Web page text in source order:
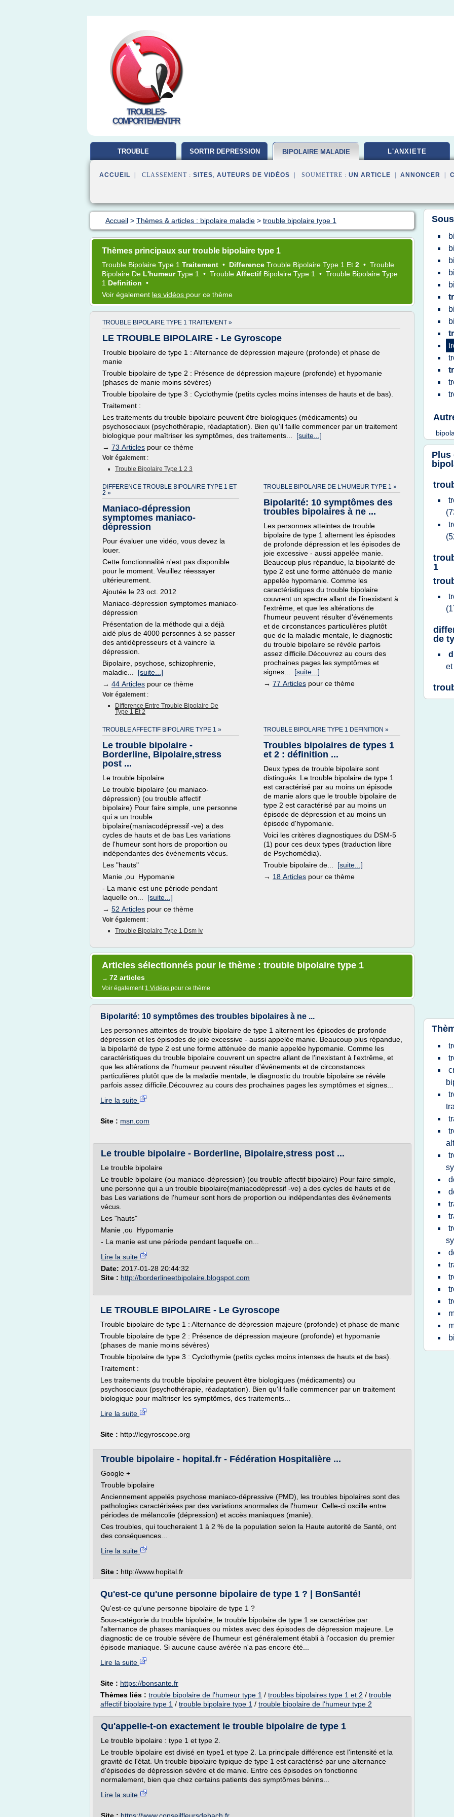
TROUBLES-
COMPORTEMENT.FR
TROUBLE SORTIR DEPRESSION BIPOLAIRE MALADIE L'ANXIETE
ACCUEIL | CLASSEMENT : SITES, AUTEURS DE VIDÉOS | SOUMETTRE : UN ARTICLE ANNONCER
Accueil > Thèmes & articles : bipolaire maladie > trouble bipolaire type 1
Thèmes principaux sur trouble bipolaire type 1
Trouble Bipolaire Type 1 Traitement • Difference Trouble Bipolaire Type 1 Et 2 • Trouble
Bipolaire De L'humeurType 1 • Trouble Affectif Bipolaire Type 1 • Trouble Bipolaire Type
1 Definition •
Voir également les vidéos pour ce thème
TROUBLE BIPOLAIRE TYPE 1 TRAITEMENT »
LE TROUBLE BIPOLAIRE - Le Gyroscope
Trouble bipolaire de type 1 : Alternance de dépression majeure (profonde) et phase de
manie
Trouble bipolaire de type 2 : Présence de dépression majeure (profonde) et hypomanie
(phases de manie moins sévères)
Trouble bipolaire de type 3 : Cyclothymie (petits cycles moins intenses de hauts et de bas).
Traitement :
Les traitements du trouble bipolaire peuvent être biologiques (médicaments) ou
psychosociaux (psychothérapie, réadaptation). Bien qu'il faille commencer par un traitement
biologique pour maîtriser les symptômes, des traitements... [suite...]
→ 73 Articles pour ce thème
Voir également :
Trouble Bipolaire Type 1 2 3
DIFFERENCE TROUBLE BIPOLAIRE TYPE 1 ET
2 »
Maniaco-dépression
symptomes maniaco-
dépression
Pour évaluer une vidéo, vous devez la
louer.
Cette fonctionnalité n'est pas disponible
pour le moment. Veuillez réessayer
ultérieurement.
Ajoutée le 23 oct. 2012
Maniaco-dépression symptomes maniaco-
dépression
Présentation de la méthode qui a déjà
aidé plus de 4000 personnes à se passer
des antidépresseurs et à vaincre la
dépression.
Bipolaire, psychose, schizophrenie,
maladie... [suite...]
→ 44 Articles pour ce thème
Voir également :
Difference Entre Trouble Bipolaire De
Type 1 Et 2
TROUBLE BIPOLAIRE DE L'HUMEUR TYPE 1 »
Bipolarité: 10 symptômes des
troubles bipolaires à ne ...
Les personnes atteintes de trouble
bipolaire de type 1 alternent les épisodes
de profonde dépression et les épisodes de
joie excessive - aussi appelée manie.
Beaucoup plus répandue, la bipolarité de
type 2 est une forme atténuée de manie
appelée hypomanie. Comme les
caractéristiques du trouble bipolaire
couvrent un spectre allant de l'inexistant à
l'extrême, et que les altérations de
l'humeur peuvent résulter d'événements
et de circonstances particulières plutôt
que de la maladie mentale, le diagnostic
du trouble bipolaire se révèle parfois
assez difficile.Découvrez au cours des
prochaines pages les symptômes et
signes... [suite...]
→ 77 Articles pour ce thème
TROUBLE AFFECTIF BIPOLAIRE TYPE 1 »
Le trouble bipolaire -
Borderline, Bipolaire,stress
post ...
Le trouble bipolaire
Le trouble bipolaire (ou maniaco-
dépression) (ou trouble affectif
bipolaire) Pour faire simple, une personne
qui a un trouble
bipolaire(maniacodépressif -ve) a des
cycles de hauts et de bas Les variations
de l'humeur sont hors de proportion ou
indépendantes des événements vécus.
Les "hauts"
Manie ,ou Hypomanie
- La manie est une période pendant
laquelle on... [suite...]
→ 52 Articles pour ce thème
Voir également :
Trouble Bipolaire Type 1 Dsm Iv
TROUBLE BIPOLAIRE TYPE 1 DEFINITION »
Troubles bipolaires de types 1
et 2 : définition ...
Deux types de trouble bipolaire sont
distingués. Le trouble bipolaire de type 1
est caractérisé par au moins un épisode
de manie alors que le trouble bipolaire de
type 2 est caractérisé par au moins un
épisode de dépression et au moins un
épisode d'hypomanie.
Voici les critères diagnostiques du DSM-5
(1) pour ces deux types (traduction libre
de Psychomédia).
Trouble bipolaire de... [suite...]
→ 18 Articles pour ce thème
Articles sélectionnés pour le thème : trouble bipolaire type 1
→ 72 articles
Voir également 1 Vidéos pour ce thème
Bipolarité: 10 symptômes des troubles bipolaires à ne ...
Les personnes atteintes de trouble bipolaire de type 1 alternent les épisodes de profonde
dépression et les épisodes de joie excessive - aussi appelée manie. Beaucoup plus répandue,
la bipolarité de type 2 est une forme atténuée de manie appelée hypomanie. Comme les
caractéristiques du trouble bipolaire couvrent un spectre allant de l'inexistant à l'extrême, et
que les altérations de l'humeur peuvent résulter d'événements et de circonstances
particulières plutôt que de la maladie mentale, le diagnostic du trouble bipolaire se révèle
parfois assez difficile.Découvrez au cours des prochaines pages les symptômes et signes...
Lire la suite
Site : msn.com
Le trouble bipolaire - Borderline, Bipolaire,stress post ...
Le trouble bipolaire
Le trouble bipolaire (ou maniaco-dépression) (ou trouble affectif bipolaire) Pour faire simple,
une personne qui a un trouble bipolaire(maniacodépressif -ve) a des cycles de hauts et de
bas Les variations de l'humeur sont hors de proportion ou indépendantes des événements
vécus.
Les "hauts"
Manie ,ou Hypomanie
- La manie est une période pendant laquelle on...
Lire la suite
Date: 2017-01-28 20:44:32
Site : http://borderlineetbipolaire.blogspot.com
LE TROUBLE BIPOLAIRE - Le Gyroscope
Trouble bipolaire de type 1 : Alternance de dépression majeure (profonde) et phase de manie
Trouble bipolaire de type 2 : Présence de dépression majeure (profonde) et hypomanie
(phases de manie moins sévères)
Trouble bipolaire de type 3 : Cyclothymie (petits cycles moins intenses de hauts et de bas).
Traitement :
Les traitements du trouble bipolaire peuvent être biologiques (médicaments) ou
psychosociaux (psychothérapie, réadaptation). Bien qu'il faille commencer par un traitement
biologique pour maîtriser les symptômes, des traitements...
Lire la suite
Site : http://legyroscope.org
Trouble bipolaire - hopital.fr - Fédération Hospitalière ...
Google +
Trouble bipolaire
Anciennement appelés psychose maniaco-dépressive (PMD), les troubles bipolaires sont des
pathologies caractérisées par des variations anormales de l'humeur. Celle-ci oscille entre
périodes de mélancolie (dépression) et accès maniaques (manie).
Ces troubles, qui toucheraient 1 à 2 % de la population selon la Haute autorité de Santé, ont
des conséquences...
Lire la suite
Site : http://www.hopital.fr
Qu'est-ce qu'une personne bipolaire de type 1 ? | BonSanté!
Qu'est-ce qu'une personne bipolaire de type 1 ?
Sous-catégorie du trouble bipolaire, le trouble bipolaire de type 1 se caractérise par
l'alternance de phases maniaques ou mixtes avec des épisodes de dépression majeure. Le
diagnostic de ce trouble sévère de l'humeur est généralement établi à l'occasion du premier
épisode maniaque. Si aucune cause avérée n'a pas encore été...
Lire la suite
Site : https://bonsante.fr
Thèmes liés : trouble bipolaire de l'humeur type 1 / troubles bipolaires type 1 et 2 / trouble
affectif bipolaire type 1 / trouble bipolaire type 1 / trouble bipolaire de l'humeur type 2
Qu'appelle-t-on exactement le trouble bipolaire de type 1
Le trouble bipolaire : type 1 et type 2.
Le trouble bipolaire est divisé en type1 et type 2. La principale différence est l'intensité et la
gravité de l'état. Un trouble bipolaire typique de type 1 est caractérisé par une alternance
d'épisodes de dépression sévère et de manie. Entre ces épisodes on fonctionne
normalement, bien que chez certains patients des symptômes bénins...
Lire la suite
Plus
1
de
et